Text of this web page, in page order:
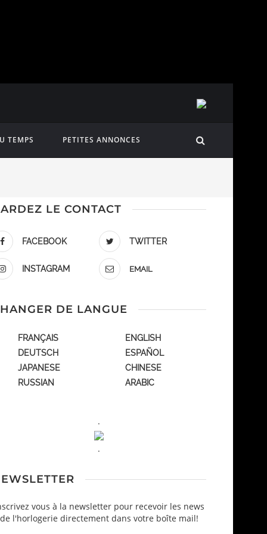
TEMPS PETITES ANNONCES
LE CONTACT
FACEBOOK TWITTER
INSTAGRAM EMAIL
DE LANGUE
FRANÇAIS
ENGLISH
DEUTSCH
ESPAÑOL
JAPANESE
CHINESE
RUSSIAN
ARABIC
.
.
vous à la newsletter pour recevoir les news
de l'horlogerie directement dans votre boîte mail!